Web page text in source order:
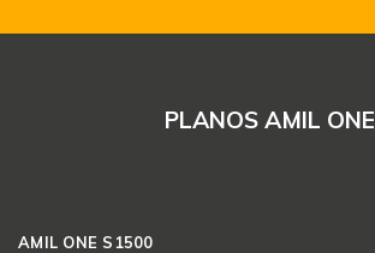
PLANOS AMIL ONE
AMIL ONE S1500